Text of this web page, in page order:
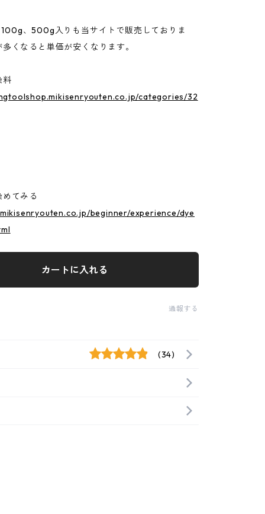
、500g入りも当サイトで販売しておりま
くなると単価が安くなります。
料
categories/32
てみる
beginner/experience/dye
カートに入れる
通報する
(34)